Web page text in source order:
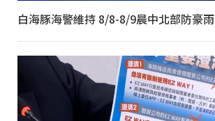
白海豚海警維持 8/8-8/9晨中北部防豪雨